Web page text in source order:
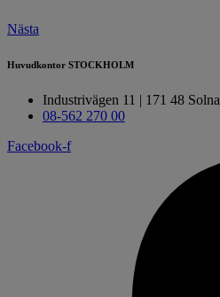
Nästa
Huvudkontor STOCKHOLM
Industrivägen 11 | 171 48 Solna
08-562 270 00
Facebook-f